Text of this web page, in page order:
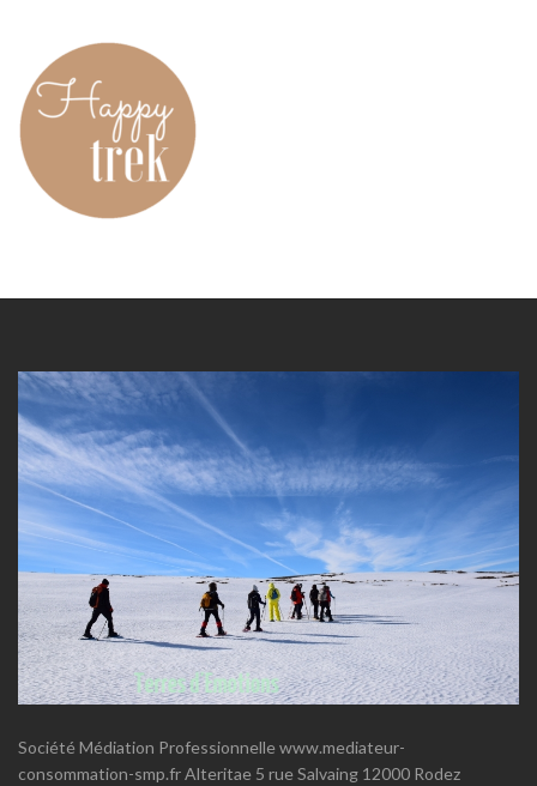
Société Médiation Professionnelle www.mediateur-
consommation-smp.fr Alteritae 5 rue Salvaing 12000 Rodez